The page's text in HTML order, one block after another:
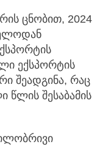
ცნობით, 2024
ექსპორტის
შეადგინა, რაც
წლის შესაბამის